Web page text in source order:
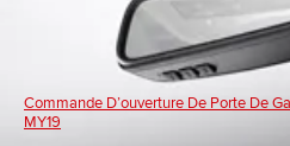
Commande D’ouverture De Porte De
MY19